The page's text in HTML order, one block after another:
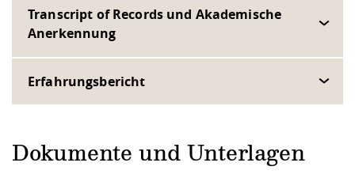
Transcript of Records und Akademische
Anerkennung
Erfahrungsbericht
Dokumente und Unterlagen